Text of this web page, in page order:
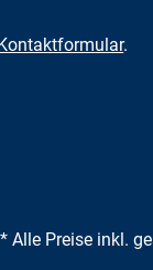
Kontaktformular.
* Alle Preise inkl.